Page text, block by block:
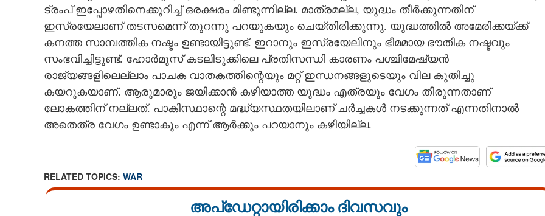
ട്രംപ് ഇപ്പോഴതിനെക്കുറിച്ച് ഒരക്ഷരം മിണ്ടുന്നില്ല. മാത്രമല്ല, യുദ്ധം തീർക്കുന്നതിന്
ഇസ്രയേലാണ് തടസമെന്ന് തുറന്നു പറയുകയും ചെയ്തിരിക്കുന്നു. യുദ്ധത്തിൽ അമേരിക്കയ്ക്ക്
കനത്ത സാമ്പത്തിക നഷ്ടം ഉണ്ടായിട്ടുണ്ട്. ഇറാനും ഇസ്രയേലിനും ഭീമമായ ഭൗതിക നഷ്ടവും
സംഭവിച്ചിട്ടുണ്ട്. ഹോർമുസ് കടലിടുക്കിലെ പ്രതിസന്ധി കാരണം പശ്ചിമേഷ്യൻ
രാജ്യങ്ങളിലെല്ലാം പാചക വാതകത്തിന്റെയും മറ്റ് ഇന്ധനങ്ങളുടെയും വില കുതിച്ചു
കയറുകയാണ്. ആരുമാരും ജയിക്കാൻ കഴിയാത്ത യുദ്ധം എത്രയും വേഗം തീരുന്നതാണ്
ലോകത്തിന് നല്ലത്. പാകിസ്ഥാന്റെ മദ്ധ്യസ്ഥതയിലാണ് ചർച്ചകൾ നടക്കുന്നത് എന്നതിനാൽ
അതെത്ര വേഗം ഉണ്ടാകും എന്ന് ആർക്കും പറയാനും കഴിയില്ല.
RELATED TOPICS: WAR
അപ്ഡേറ്റായിരിക്കാം ദിവസവും
Copy Link